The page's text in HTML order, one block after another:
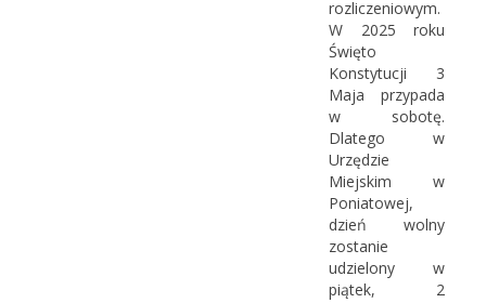
rozliczeniowym.
W 2025 roku
Święto
Konstytucji 3
Maja przypada
w sobotę.
Dlatego w
Urzędzie
Miejskim w
Poniatowej,
dzień wolny
zostanie
udzielony w
piątek, 2